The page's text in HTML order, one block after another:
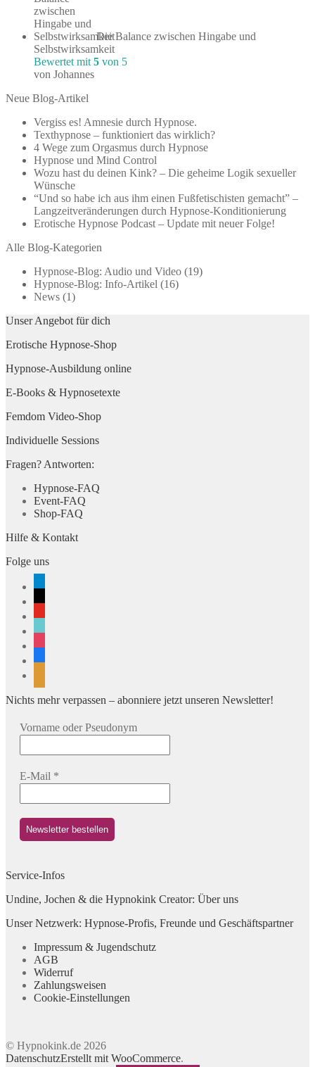
Die Balance zwischen Hingabe und
Selbstwirksamkeit
Bewertet mit 5 von 5
von Johannes
Neue Blog-Artikel
Vergiss es! Amnesie durch Hypnose.
Texthypnose – funktioniert das wirklich?
4 Wege zum Orgasmus durch Hypnose
Hypnose und Mind Control
Wozu hast du deinen Kink? – Die geheime Logik sexueller
Wünsche
“Und so habe ich aus ihm einen Fußfetischisten gemacht” –
Langzeitveränderungen durch Hypnose-Konditionierung
Erotische Hypnose Podcast – Update mit neuer Folge!
Alle Blog-Kategorien
Hypnose-Blog: Audio und Video (19)
Hypnose-Blog: Info-Artikel (16)
News (1)
Unser Angebot für dich
Erotische Hypnose-Shop
Hypnose-Ausbildung online
E-Books & Hypnosetexte
Femdom Video-Shop
Individuelle Sessions
Fragen? Antworten:
Hypnose-FAQ
Event-FAQ
Shop-FAQ
Hilfe & Kontakt
Folge uns
Nichts mehr verpassen – abonniere jetzt unseren Newsletter!
Vorname oder Pseudonym
E-Mail *
Service-Infos
Undine, Jochen & die Hypnokink Creator: Über uns
Unser Netzwerk: Hypnose-Profis, Freunde und Geschäftspartner
Impressum & Jugendschutz
AGB
Widerruf
Zahlungsweisen
Cookie-Einstellungen
© Hypnokink.de 2026
DatenschutzErstellt mit WooCommerce.